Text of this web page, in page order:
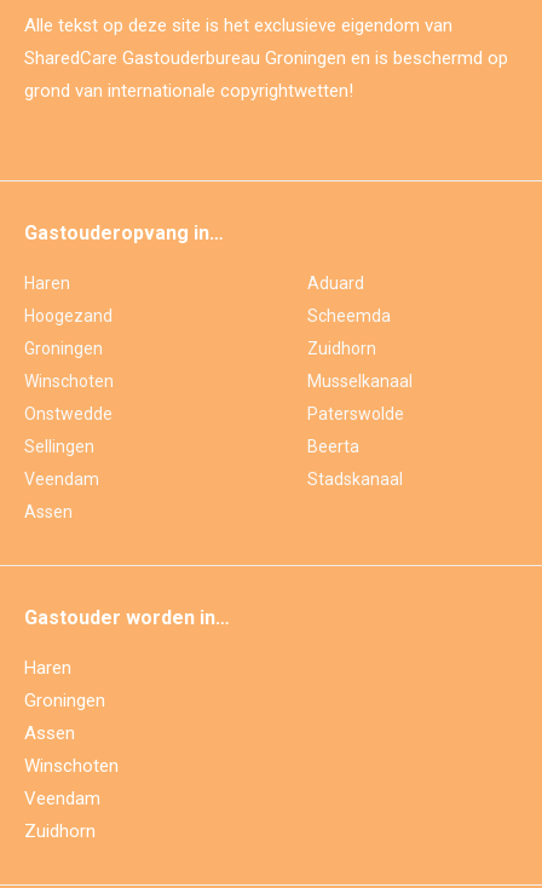
Alle tekst op deze site is het exclusieve eigendom van
SharedCare Gastouderbureau Groningen en is beschermd op
grond van internationale copyrightwetten!
Gastouderopvang in…
Haren
Hoogezand
Groningen
Winschoten
Onstwedde
Sellingen
Veendam
Assen
Aduard
Scheemda
Zuidhorn
Musselkanaal
Paterswolde
Beerta
Stadskanaal
Gastouder worden in…
Haren
Groningen
Assen
Winschoten
Veendam
Zuidhorn